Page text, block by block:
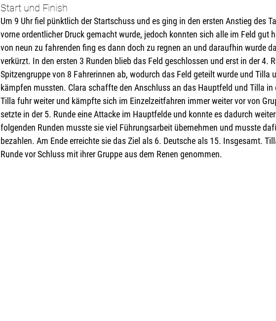
Start und Finish
Um 9 Uhr fiel pünktlich der Startschuss und es ging in den ersten Anstieg des
vorne ordentlicher Druck gemacht wurde, jedoch konnten sich alle im Feld gut
von neun zu fahrenden fing es dann doch zu regnen an und daraufhin wurde
verkürzt. In den ersten 3 Runden blieb das Feld geschlossen und erst in der 4.
Spitzengruppe von 8 Fahrerinnen ab, wodurch das Feld geteilt wurde und Tilla
kämpfen mussten. Clara schaffte den Anschluss an das Hauptfeld und Tilla in
Tilla fuhr weiter und kämpfte sich im Einzelzeitfahren immer weiter vor von
setzte in der 5. Runde eine Attacke im Hauptfelde und konnte es dadurch
folgenden Runden musste sie viel Führungsarbeit übernehmen und musste
bezahlen. Am Ende erreichte sie das Ziel als 6. Deutsche als 15. Insgesamt.
Runde vor Schluss mit ihrer Gruppe aus dem Renen genommen.